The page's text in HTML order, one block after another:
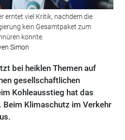
erntet viel Kritik, nachdem die
kein Gesamtpaket zum
konnte.
Simon
bei heiklen Themen auf
gesellschaftlichen
Kohleausstieg hat das
Klimaschutz im Verkehr